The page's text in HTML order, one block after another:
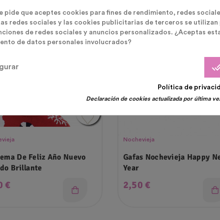
De Feliz Año Nuevo
Brillante
€
Nochevieja
Gafas Nochevieja Happy
Year
Precio
2,50 €
pide que aceptes cookies para fines de rendimiento, redes
redes sociales y las cookies publicitarias de terceros se utilizan
de redes sociales y anuncios personalizados. ¿Aceptas
de datos personales involucrados?
Política de
Declaración de cookies actualizada por última